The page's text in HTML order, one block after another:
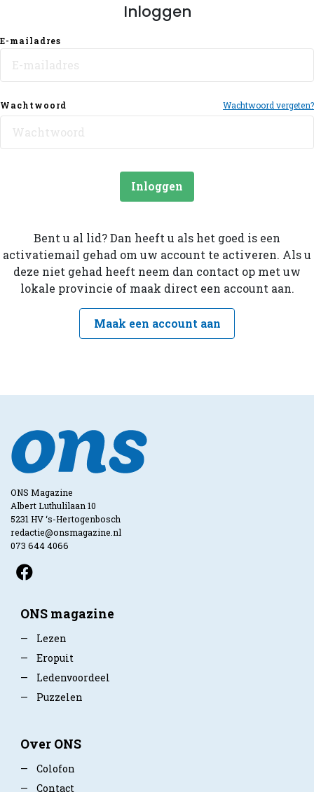
Inloggen
E-mailadres
Wachtwoord Wachtwoord vergeten?
Inloggen
Bent u al lid? Dan heeft u als het goed is een
activatiemail gehad om uw account te activeren. Als u
deze niet gehad heeft neem dan contact op met uw
lokale provincie of maak direct een account aan.
Maak een account aan
ONS Magazine
Albert Luthulilaan 10
5231 HV ‘s-Hertogenbosch
redactie@onsmagazine.nl
073 644 4066
ONS magazine
—
Lezen
—
Eropuit
—
Ledenvoordeel
—
Puzzelen
Over ONS
—
Colofon
—
Contact